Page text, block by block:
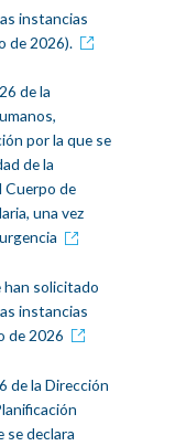
instancias
de 2026).
de la
por la que se
de la
Cuerpo de
una vez
solicitado
instancias
de 2026
de la Dirección
se declara